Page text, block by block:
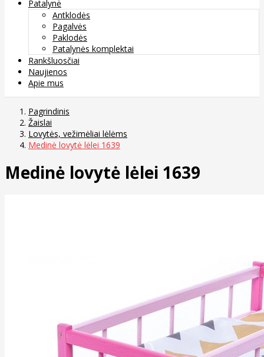
Patalynė
Antklodės
Pagalvės
Paklodės
Patalynės komplektai
Rankšluosčiai
Naujienos
Apie mus
Pagrindinis
Žaislai
Lovytės, vežimėliai lėlėms
Medinė lovytė lėlei 1639
Medinė lovytė lėlei 1639